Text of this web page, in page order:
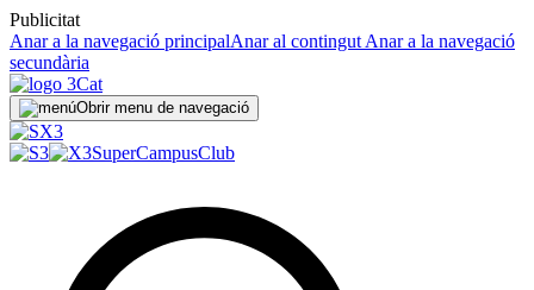
Publicitat
Anar a la navegació principalAnar al contingut Anar a la navegació
secundària
Obrir menu de navegació
SuperCampusClub